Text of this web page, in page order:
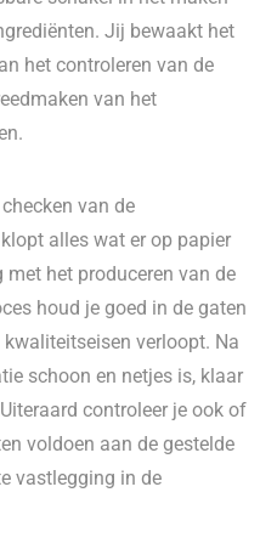
Jij bewaakt het
het controleren van de
van het
van de
alles wat er op papier
het produceren van de
houd je goed in de gaten
verloopt. Na
schoon en netjes is, klaar
controleer je ook of
voldoen aan de gestelde
vastlegging in de